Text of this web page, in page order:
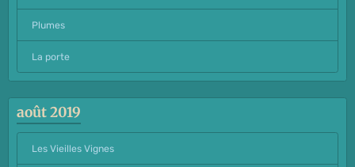
Plumes
La porte
août 2019
Les Vieilles Vignes